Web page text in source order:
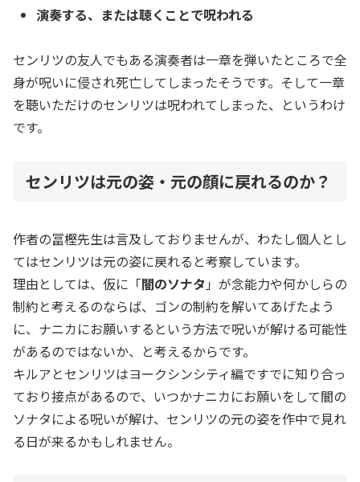
演奏する、または聴くことで呪われる
センリツの友人でもある演奏者は一章を弾いたところで全
身が呪いに侵され死亡してしまったそうです。そして一章
を聴いただけのセンリツは呪われてしまった、というわけ
です。
センリツは元の姿・元の顔に戻れるのか？
作者の冨樫先生は言及しておりませんが、わたし個人とし
てはセンリツは元の姿に戻れると考察しています。
理由としては、仮に「闇のソナタ 」が念能力や何かしらの
制約と考えるのならば、ゴンの制約を解いてあげたよう
に、ナニカにお願いするという方法で呪いが解ける可能性
があるのではないか、と考えるからです。
キルアとセンリツはヨークシンシティ編ですでに知り合っ
ており接点があるので、いつかナニカにお願いをして闇の
ソナタによる呪いが解け、センリツの元の姿を作中で見れ
る日が来るかもしれません。